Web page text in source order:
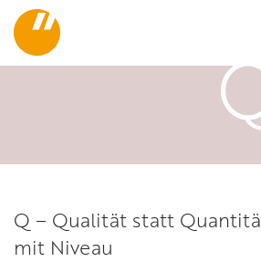
Q – Qualität statt
mit Niveau